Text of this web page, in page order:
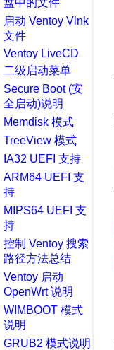
启动 Ventoy Vlnk
文件
Ventoy LiveCD
二级启动菜单
Secure Boot (安
全启动)说明
Memdisk 模式
TreeView 模式
IA32 UEFI 支持
ARM64 UEFI 支
持
MIPS64 UEFI 支
持
控制 Ventoy 搜索
路径方法总结
Ventoy 启动
OpenWrt 说明
WIMBOOT 模式
说明
GRUB2 模式说明